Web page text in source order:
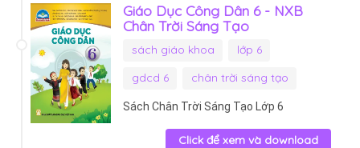
Giáo Dục Công Dân 6 - NXB
Chân Trời Sáng Tạo
sách giáo khoa
lớp 6
gdcd 6
chân trời sáng tạo
Sách Chân Trời Sáng Tạo Lớp 6
Click để xem và download